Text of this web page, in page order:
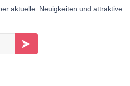
aktuelle. Neuigkeiten und attraktive